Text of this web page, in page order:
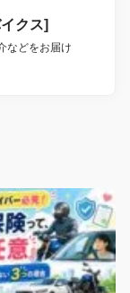
クス]
などをお届け